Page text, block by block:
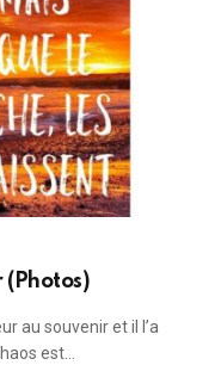
(Photos)
au souvenir et il l’a
est…